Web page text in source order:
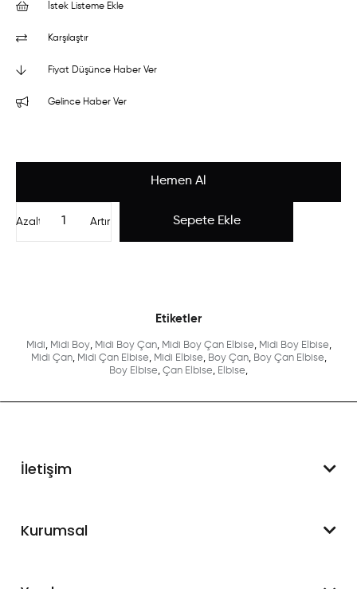
İstek Listeme Ekle
Karşılaştır
Fiyat Düşünce Haber Ver
Gelince Haber Ver
Artır
Azalt
Etiketler
Midi, Midi Boy, Midi Boy Çan, Midi Boy Çan Elbise, Midi Boy Elbise,
Midi Çan, Midi Çan Elbise, Midi Elbise, Boy Çan, Boy Çan Elbise,
Boy Elbise, Çan Elbise, Elbise,
İletişim
WhatsApp Destek
Kurumsal
Hakkımızda